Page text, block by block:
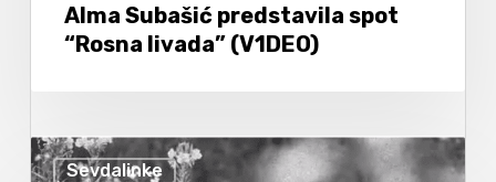
Alma Subašić predstavila spot
“Rosna livada” (V1DEO)
Sevdalinke